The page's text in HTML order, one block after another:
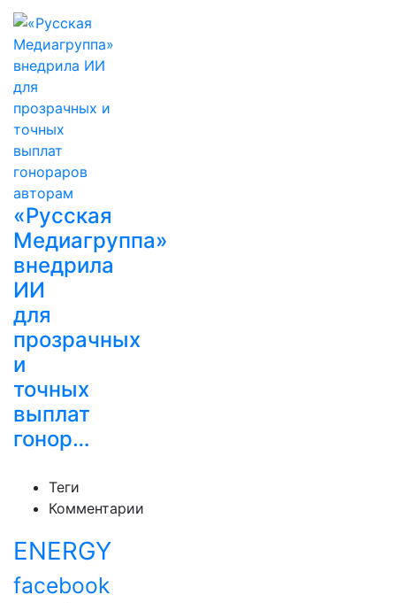
«Русская
Медиагруппа»
внедрила
ИИ
для
прозрачных
и
точных
выплат
гонор…
Теги
Комментарии
ENERGY
facebook